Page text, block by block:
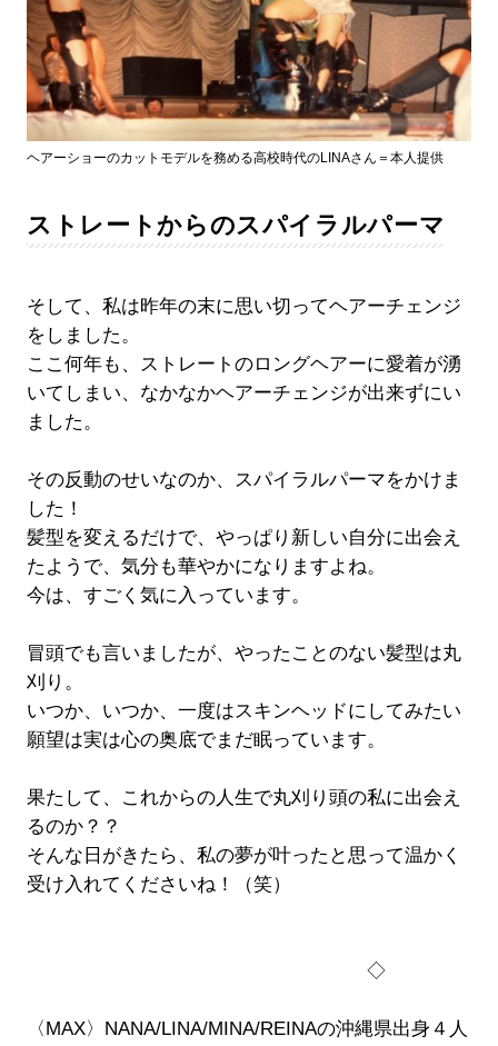
ヘアーショーのカットモデルを務める高校時代のLINAさん＝本人提供
ストレートからのスパイラルパーマ
そして、私は昨年の末に思い切ってヘアーチェンジ
をしました。
ここ何年も、ストレートのロングヘアーに愛着が湧
いてしまい、なかなかヘアーチェンジが出来ずにい
ました。
その反動のせいなのか、スパイラルパーマをかけま
した！
髪型を変えるだけで、やっぱり新しい自分に出会え
たようで、気分も華やかになりますよね。
今は、すごく気に入っています。
冒頭でも言いましたが、やったことのない髪型は丸
刈り。
いつか、いつか、一度はスキンヘッドにしてみたい
願望は実は心の奥底でまだ眠っています。
果たして、これからの人生で丸刈り頭の私に出会え
るのか？？
そんな日がきたら、私の夢が叶ったと思って温かく
受け入れてくださいね！（笑）
◇
〈MAX〉NANA/LINA/MINA/REINAの沖縄県出身４人